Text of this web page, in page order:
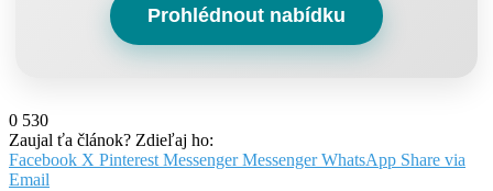
Prohlédnout nabídku
0 530
Zaujal ťa článok? Zdieľaj ho:
Facebook X Pinterest Messenger Messenger WhatsApp Share via
Email